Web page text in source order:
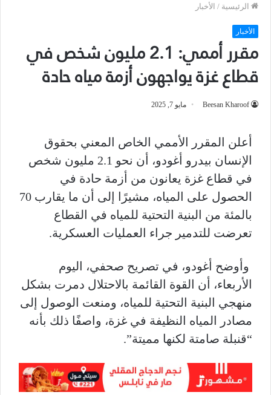
الرئيسية / الأخبار
الأخبار
مقرر أممي: 2.1 مليون شخص في
قطاع غزة يواجهون أزمة مياه حادة
Beesan Kharoof مايو 7, 2025
أعلن المقرر الأممي الخاص المعني بحقوق
الإنسان بيدرو أغودو، أن نحو 2.1 مليون شخص
في قطاع غزة يعانون من أزمة حادة في
الحصول على المياه، مشيرًا إلى أن ما يقارب 70
بالمئة من البنية التحتية للمياه في القطاع
تعرضت للتدمير جراء العمليات العسكرية.
وأوضح أغودو، في تصريح صحفي، اليوم
الأربعاء، أن القوة القائمة بالاحتلال دمرت بشكل
منهجي البنية التحتية للمياه، ومنعت الوصول إلى
مصادر المياه النظيفة في غزة، واصفًا ذلك بأنه
“قنبلة صامتة لكنها مميتة”.